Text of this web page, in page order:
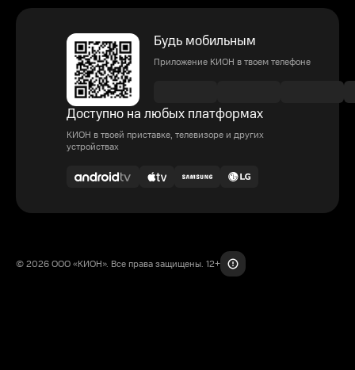
Будь мобильным
Приложение КИОН в твоем телефоне
Доступно на любых платформах
КИОН в твоей приставке, телевизоре и других
устройствах
© 2026 ООО «КИОН». Все права защищены. 12+